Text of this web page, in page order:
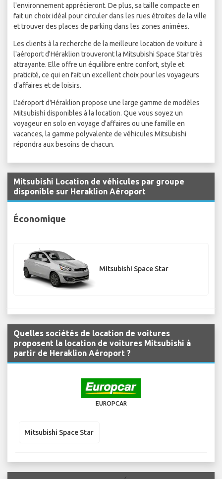
l'environnement apprécieront. De plus, sa taille compacte en
fait un choix idéal pour circuler dans les rues étroites de la ville
et trouver des places de parking dans les zones animées.
Les clients à la recherche de la meilleure location de voiture à
l'aéroport d'Héraklion trouveront la Mitsubishi Space Star très
attrayante. Elle offre un équilibre entre confort, style et
praticité, ce qui en fait un excellent choix pour les voyageurs
d'affaires et de loisirs.
L'aéroport d'Héraklion propose une large gamme de modèles
Mitsubishi disponibles à la location. Que vous soyez un
voyageur en solo en voyage d'affaires ou une famille en
vacances, la gamme polyvalente de véhicules Mitsubishi
répondra aux besoins de chacun.
Mitsubishi Location de véhicules par groupe
disponible sur Heraklion Aéroport
Économique
Mitsubishi Space Star
Quelles sociétés de location de voitures
proposent la location de voitures Mitsubishi à
partir de Heraklion Aéroport ?
EUROPCAR
Mitsubishi Space Star